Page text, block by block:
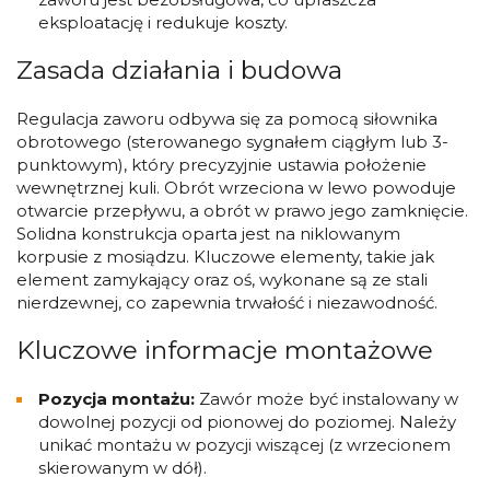
eksploatację i redukuje koszty.
Zasada działania i budowa
Regulacja zaworu odbywa się za pomocą siłownika
obrotowego (sterowanego sygnałem ciągłym lub 3-
punktowym), który precyzyjnie ustawia położenie
wewnętrznej kuli. Obrót wrzeciona w lewo powoduje
otwarcie przepływu, a obrót w prawo jego zamknięcie.
Solidna konstrukcja oparta jest na niklowanym
korpusie z mosiądzu. Kluczowe elementy, takie jak
element zamykający oraz oś, wykonane są ze stali
nierdzewnej, co zapewnia trwałość i niezawodność.
Kluczowe informacje montażowe
Pozycja montażu: Zawór może być instalowany w
dowolnej pozycji od pionowej do poziomej. Należy
unikać montażu w pozycji wiszącej (z wrzecionem
skierowanym w dół).